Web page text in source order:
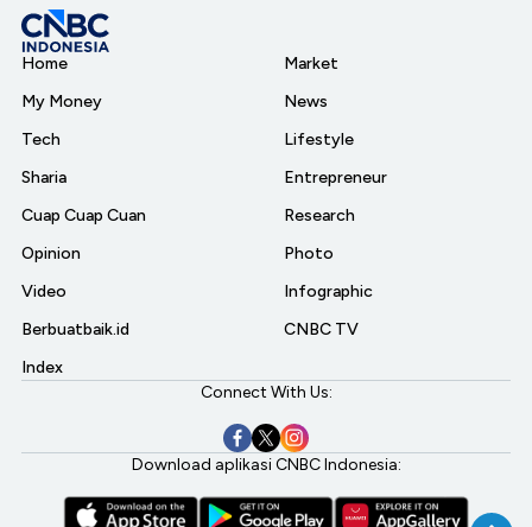
Home
My Money
Tech
Sharia
Cuap Cuap Cuan
Opinion
Video
Berbuatbaik.id
Index
Market
News
Lifestyle
Entrepreneur
Research
Photo
Infographic
CNBC TV
Connect With Us:
Download aplikasi CNBC Indonesia: